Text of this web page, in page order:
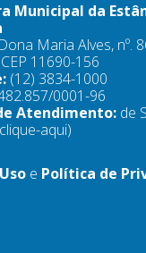
Municipal da
Maria Alves, nº.
11690-156
(12) 3834-1000
0001-96
Atendimento: de
aqui)
e Política de